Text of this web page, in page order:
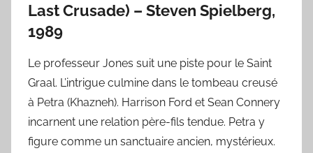
Last Crusade) – Steven Spielberg,
1989
Le professeur Jones suit une piste pour le Saint
Graal. L’intrigue culmine dans le tombeau creusé
à Petra (Khazneh). Harrison Ford et Sean Connery
incarnent une relation père-fils tendue. Petra y
figure comme un sanctuaire ancien, mystérieux.